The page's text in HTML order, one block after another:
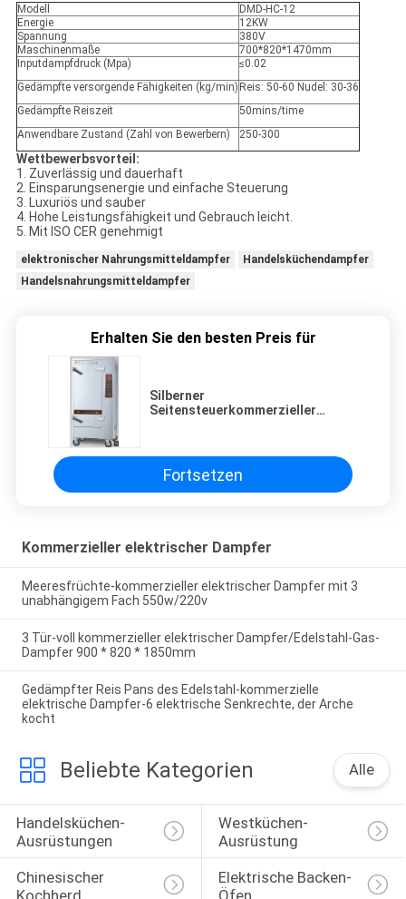
Modell
DMD-HC-12
Energie
12KW
Spannung
380V
Maschinenmaße
700*820*1470mm
Inputdampfdruck (Mpa)
≤0.02
Gedämpfte versorgende Fähigkeiten (kg/min) Reis: 50-60 Nudel: 30-36
Gedämpfte Reiszeit
50mins/time
Anwendbare Zustand (Zahl von Bewerbern)
250-300
Wettbewerbsvorteil:
1. Zuverlässig und dauerhaft
2. Einsparungsenergie und einfache Steuerung
3. Luxuriös und sauber
4. Hohe Leistungsfähigkeit und Gebrauch leicht.
5. Mit ISO CER genehmigt
elektronischer Nahrungsmitteldampfer
Handelsküchendampfer
Handelsnahrungsmitteldampfer
Erhalten Sie den besten Preis für
Silberner
Seitensteuerkommerzieller
Fortsetzen
Kommerzieller elektrischer Dampfer
Meeresfrüchte-kommerzieller elektrischer Dampfer mit 3
unabhängigem Fach 550w/220v
3 Tür-voll kommerzieller elektrischer Dampfer/Edelstahl-Gas-
Dampfer 900 * 820 * 1850mm
Gedämpfter Reis Pans des Edelstahl-kommerzielle
elektrische Dampfer-6 elektrische Senkrechte, der Arche
kocht
Beliebte Kategorien Alle
Handelsküchen-
Ausrüstungen
Westküchen-
Ausrüstung
Chinesischer
Kochherd
Elektrische Backen-
Öfen